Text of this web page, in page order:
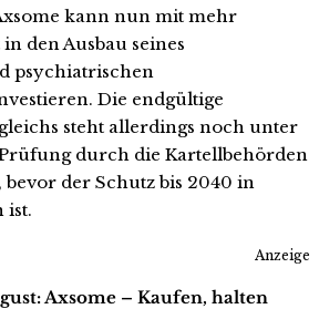
kann nun mit mehr
den Ausbau seines
psychiatrischen
Die endgültige
steht allerdings noch unter
durch die Kartellbehörden
der Schutz bis 2040 in
ist.
Anzeige
Axsome – Kaufen, halten